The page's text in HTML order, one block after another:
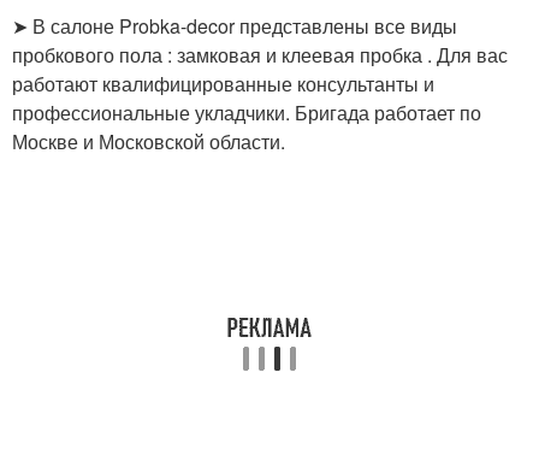
➤ В салоне Probka-decor представлены все виды
пробкового пола : замковая и клеевая пробка . Для вас
работают квалифицированные консультанты и
профессиональные укладчики. Бригада работает по
Москве и Московской области.